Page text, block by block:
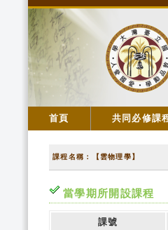
首頁 共同必修課
課程名稱：【雲物理學】
當學期所開設課程
課號